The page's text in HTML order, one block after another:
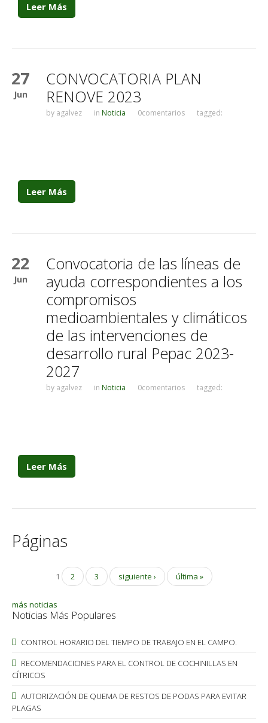
Leer Más
27
Jun
CONVOCATORIA PLAN
RENOVE 2023
by agalvez in Noticia 0comentarios tagged:
Leer Más
22
Jun
Convocatoria de las líneas de
ayuda correspondientes a los
compromisos
medioambientales y climáticos
de las intervenciones de
desarrollo rural Pepac 2023-
2027
by agalvez in Noticia 0comentarios tagged:
Leer Más
Páginas
1 2 3 siguiente › última »
más noticias
Noticias Más Populares
CONTROL HORARIO DEL TIEMPO DE TRABAJO EN EL CAMPO.
RECOMENDACIONES PARA EL CONTROL DE COCHINILLAS EN
CÍTRICOS
AUTORIZACIÓN DE QUEMA DE RESTOS DE PODAS PARA EVITAR
PLAGAS